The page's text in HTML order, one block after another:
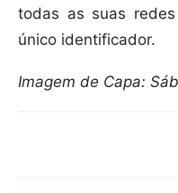
todas as suas
único identificador.
Imagem de Capa: